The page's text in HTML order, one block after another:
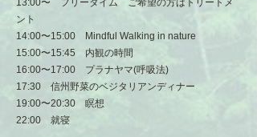
13:00〜 フリータイム ご希望の方はトリートメ
ント
14:00〜15:00 Mindful Walking in nature
15:00〜15:45 内観の時間
16:00〜17:00 プラナヤマ(呼吸法)
17:30 信州野菜のベジタリアンディナー
19:00〜20:30 瞑想
22:00 就寝